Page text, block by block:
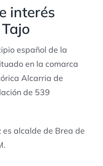
interés
español de la
en la comarca
Alcarria de
de 539
alcalde de Brea de